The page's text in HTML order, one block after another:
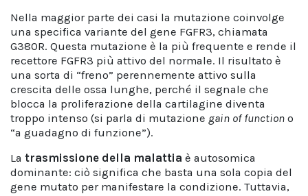
Nella maggior parte dei casi la mutazione coinvolge
una specifica variante del gene FGFR3, chiamata
G380R. Questa mutazione è la più frequente e rende il
recettore FGFR3 più attivo del normale. Il risultato è
una sorta di “freno” perennemente attivo sulla
crescita delle ossa lunghe, perché il segnale che
blocca la proliferazione della cartilagine diventa
troppo intenso (si parla di mutazione gain of function o
“a guadagno di funzione”).
La trasmissione della malattia è autosomica
dominante: ciò significa che basta una sola copia del
gene mutato per manifestare la condizione. Tuttavia,